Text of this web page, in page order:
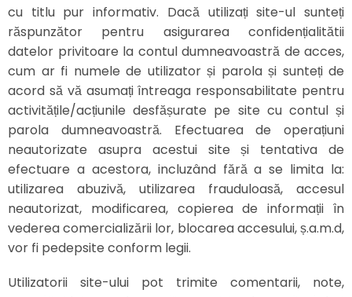
cu titlu pur informativ. Dacă utilizați site-ul sunteți
răspunzător pentru asigurarea confidențialitătii
datelor privitoare la contul dumneavoastră de acces,
cum ar fi numele de utilizator și parola și sunteți de
acord să vă asumați întreaga responsabilitate pentru
activitățile/acțiunile desfășurate pe site cu contul și
parola dumneavoastră. Efectuarea de operațiuni
neautorizate asupra acestui site și tentativa de
efectuare a acestora, incluzând fără a se limita la:
utilizarea abuzivă, utilizarea frauduloasă, accesul
neautorizat, modificarea, copierea de informații în
vederea comercializării lor, blocarea accesului, ș.a.m.d,
vor fi pedepsite conform legii.
Utilizatorii site-ului pot trimite comentarii, note,